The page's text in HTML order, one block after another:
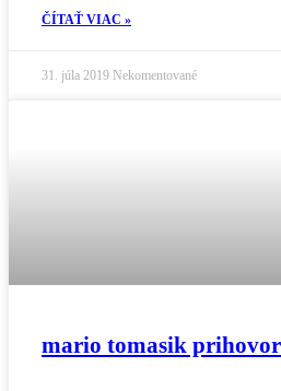
ČÍTAŤ VIAC »
31. júla 2019 Nekomentované
mario tomasik